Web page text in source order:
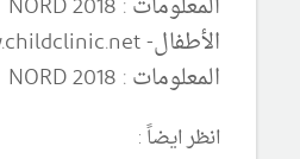
الأطفال-
المعلومات : NORD 2018
انظر ايضاً :